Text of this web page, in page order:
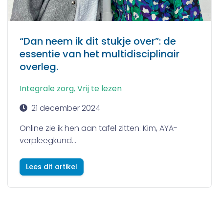
“Dan neem ik dit stukje over”: de
essentie van het multidisciplinair
overleg.
Integrale zorg, Vrij te lezen
21 december 2024
Online zie ik hen aan tafel zitten: Kim, AYA-
verpleegkund...
Lees dit artikel